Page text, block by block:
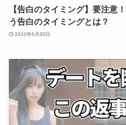
【告白のタイミング】要注意
う告白のタイミングとは？
2022年6月20日